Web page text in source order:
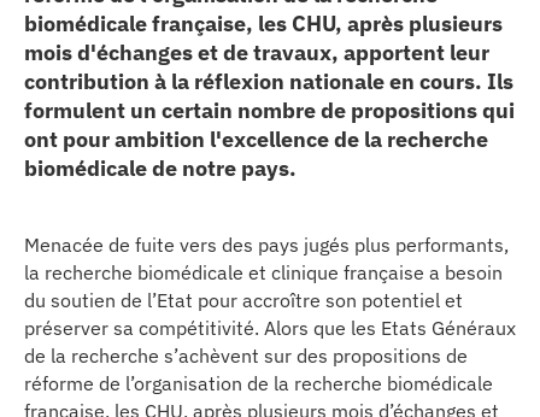
& patrimoine
écologique
biomédicale française, les CHU, après plusieurs
mois d'échanges et de travaux, apportent leur
contribution à la réflexion nationale en cours. Ils
formulent un certain nombre de propositions qui
ont pour ambition l'excellence de la recherche
biomédicale de notre pays.
Menacée de fuite vers des pays jugés plus performants,
la recherche biomédicale et clinique française a besoin
du soutien de l’Etat pour accroître son potentiel et
préserver sa compétitivité. Alors que les Etats Généraux
de la recherche s’achèvent sur des propositions de
réforme de l’organisation de la recherche biomédicale
française, les CHU, après plusieurs mois d’échanges et